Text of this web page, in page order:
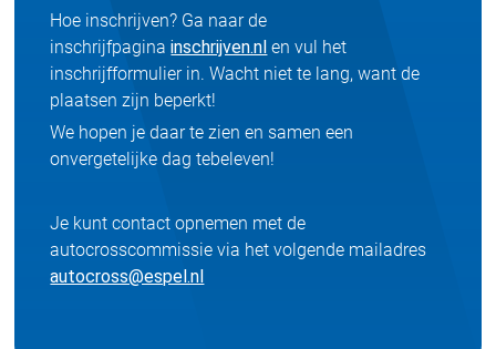
Hoe inschrijven? Ga naar de
inschrijfpaginainschrijven.nl en vul het
inschrijfformulier in. Wacht niet te lang, want de
plaatsen zijn beperkt!
We hopen je daar te zien en samen een
onvergetelijke dag tebeleven!
Je kunt contact opnemen met de
autocrosscommissie via het volgende mailadres
autocross@espel.nl